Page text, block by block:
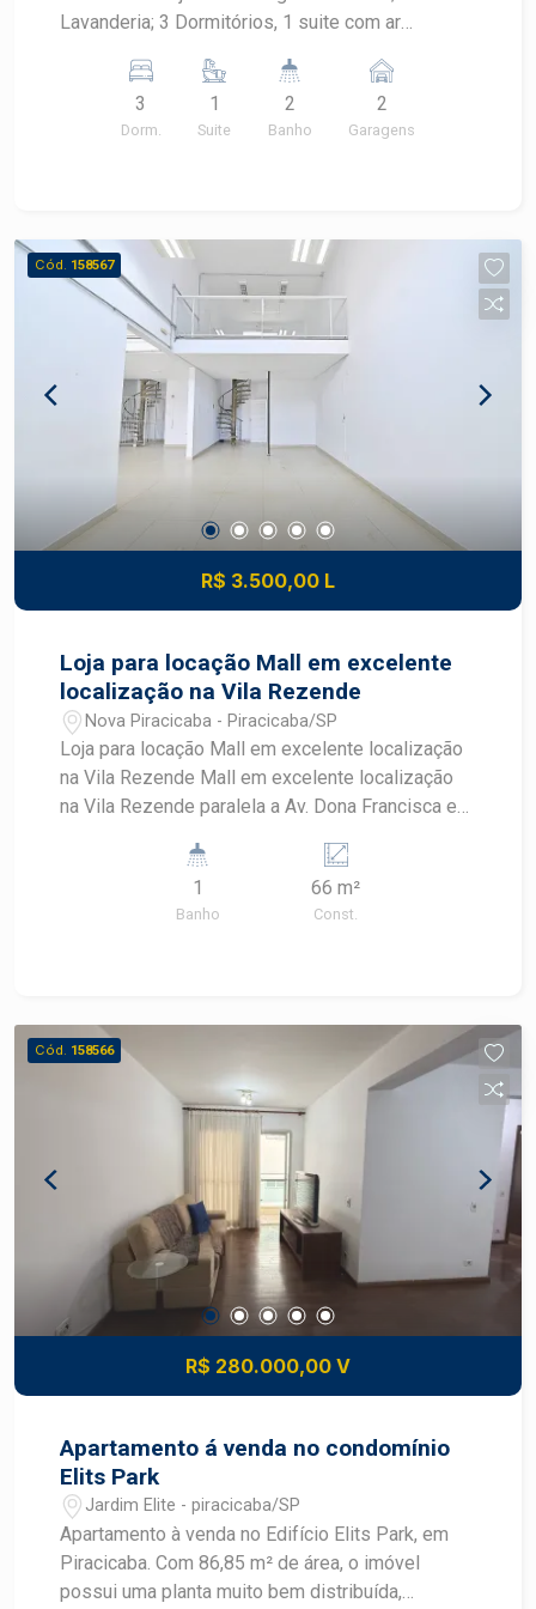
Lavanderia; 3 Dormitórios, 1 suite com ar
3
Dorm.
1
Suite
2
Banho
2
Garagens
Cód. 158567
R$ 3.500,00 L
Loja para locação Mall em excelente
localização na Vila Rezende
Nova Piracicaba - Piracicaba/SP
Loja para locação Mall em excelente localização
na Vila Rezende Mall em excelente localização
na Vila Rezende paralela a Av. Dona Francisca e
aproximadamente 66 m2 com mezanino e
banheiro privativo (obs: podendo ser locada sala
dupla, acrescentando mais 66 m2) * fachada em
juntas
1
Banho
66 m²
Const.
Cód. 158566
R$ 280.000,00 V
Apartamento á venda no condomínio
Elits Park
Jardim Elite - piracicaba/SP
Apartamento à venda no Edifício Elits Park, em
Piracicaba. Com 86,85 m² de área, o imóvel
possui uma planta muito bem distribuída,